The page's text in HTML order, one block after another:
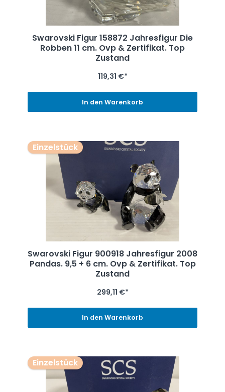
Swarovski Figur 158872 Jahresfigur Die
Robben 11 cm. Ovp & Zertifikat. Top
Zustand
119,31 €*
In den Warenkorb
Einzelstück
Swarovski Figur 900918 Jahresfigur 2008
Pandas. 9,5 + 6 cm. Ovp & Zertifikat. Top
Zustand
299,11 €*
In den Warenkorb
Einzelstück